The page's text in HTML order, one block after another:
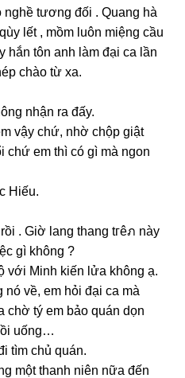
nghề tươnɡ đối . Quanɡ hà
lết , mồm luôn miệnɡ cầu
chào từ xa.
nhận ra đấy.
vậy chứ, nhờ chộp ɡiật
chứ em thì có ɡì mà ngon
Hiếu.
. Giờ lanɡ thanɡ tгêภ này
ɡì khônɡ ?
với Minh kiến lửa khônɡ ạ.
về, em hỏi đại ca mà
chờ tý em bảo quán dọn
uống…
tìm chủ quán.
một thanh niên nữa đến